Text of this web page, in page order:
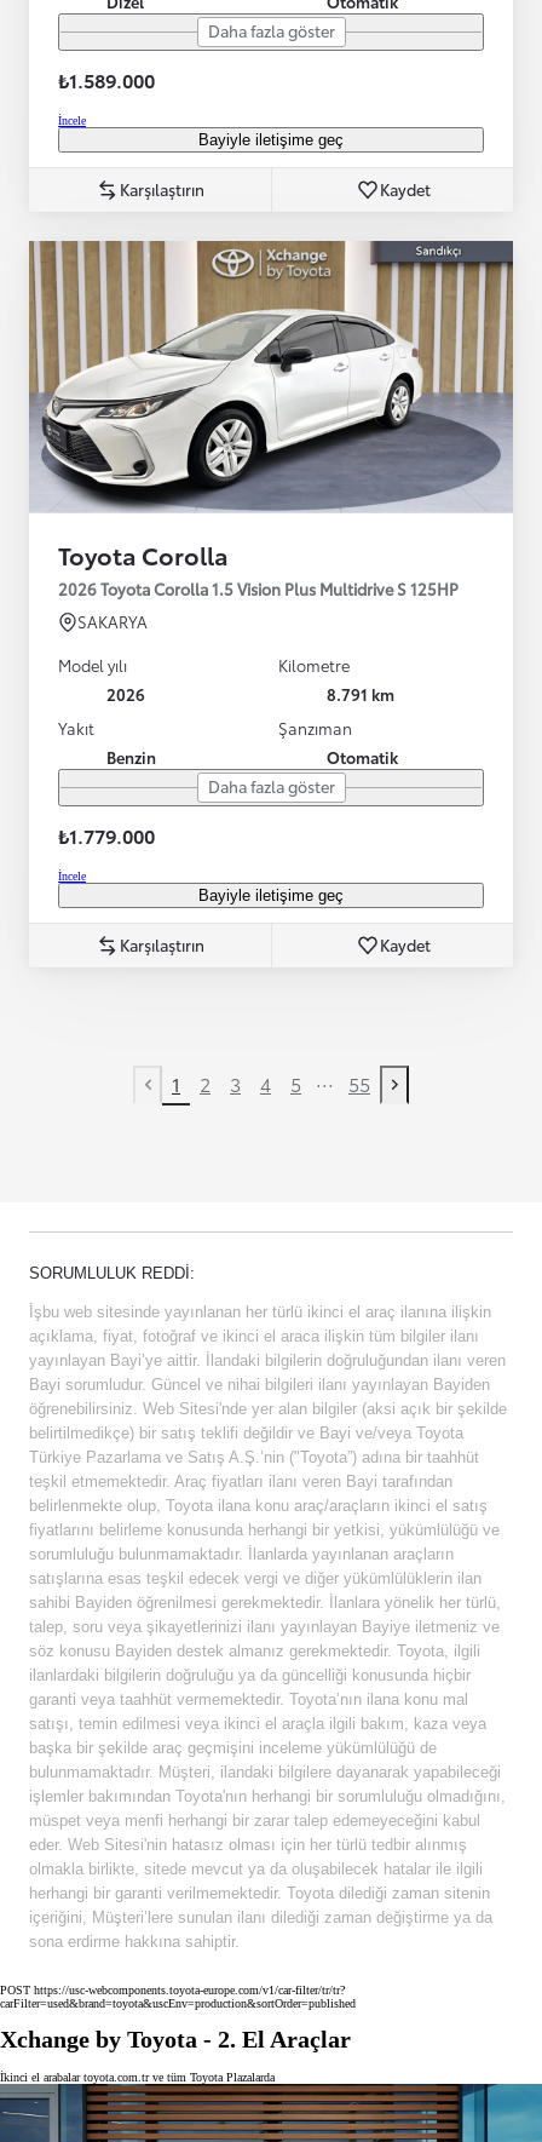
Daha fazla göster
₺1.589.000
İncele
Bayiyle iletişime geç
Karşılaştırın Kaydet
Toyota Corolla
2026 Toyota Corolla 1.5 Vision Plus Multidrive S 125HP
SAKARYA
Model yılı
2026
Kilometre
8.791 km
Yakıt
Benzin
Şanzıman
Otomatik
Daha fazla göster
₺1.779.000
İncele
Bayiyle iletişime geç
Karşılaştırın Kaydet
Previous page
1 2 3 4 5 ... 55
Next page
SORUMLULUK REDDI:
İşbu web sitesinde yayınlanan her türlü ikinci el araç ilanına ilişkin
açıklama, fiyat, fotoğraf ve ikinci el araca ilişkin tüm bilgiler ilanı
yayınlayan Bayi’ye aittir. İlandaki bilgilerin doğruluğundan ilanı veren
Bayi sorumludur. Güncel ve nihai bilgileri ilanı yayınlayan Bayiden
öğrenebilirsiniz. Web Sitesi'nde yer alan bilgiler (aksi açık bir şekilde
belirtilmedikçe) bir satış teklifi değildir ve Bayi ve/veya Toyota
Türkiye Pazarlama ve Satış A.Ş.’nin ("Toyota”) adına bir taahhüt
teşkil etmemektedir. Araç fiyatları ilanı veren Bayi tarafından
belirlenmekte olup, Toyota ilana konu araç/araçların ikinci el satış
fiyatlarını belirleme konusunda herhangi bir yetkisi, yükümlülüğü ve
sorumluluğu bulunmamaktadır. İlanlarda yayınlanan araçların
satışlarına esas teşkil edecek vergi ve diğer yükümlülüklerin ilan
sahibi Bayiden öğrenilmesi gerekmektedir. İlanlara yönelik her türlü,
talep, soru veya şikayetlerinizi ilanı yayınlayan Bayiye iletmeniz ve
söz konusu Bayiden destek almanız gerekmektedir. Toyota, ilgili
ilanlardaki bilgilerin doğruluğu ya da güncelliği konusunda hiçbir
garanti veya taahhüt vermemektedir. Toyota’nın ilana konu mal
satışı, temin edilmesi veya ikinci el araçla ilgili bakım, kaza veya
başka bir şekilde araç geçmişini inceleme yükümlülüğü de
bulunmamaktadır. Müşteri, ilandaki bilgilere dayanarak yapabileceği
işlemler bakımından Toyota'nın herhangi bir sorumluluğu olmadığını,
müspet veya menfi herhangi bir zarar talep edemeyeceğini kabul
eder. Web Sitesi'nin hatasız olması için her türlü tedbir alınmış
olmakla birlikte, sitede mevcut ya da oluşabilecek hatalar ile ilgili
herhangi bir garanti verilmemektedir. Toyota dilediği zaman sitenin
içeriğini, Müşteri’lere sunulan ilanı dilediği zaman değiştirme ya da
sona erdirme hakkına sahiptir.
POST https://usc-webcomponents.toyota-europe.com/v1/car-filter/tr/tr?
carFilter=used&brand=toyota&uscEnv=production&sortOrder=published
Xchange by Toyota - 2. El Araçlar
İkinci el arabalar toyota.com.tr ve tüm Toyota Plazalarda